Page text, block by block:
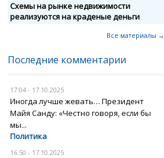
Схемы на рынке недвижимости
реализуются на краденые деньги
Все материалы →
Последние комментарии
17:04 - 17.10.2025
Иногда лучше жевать… Президент
Майя Санду: «Честно говоря, если бы
мы...
Политика
16:50 - 17.10.2025